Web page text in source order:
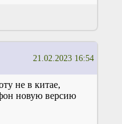
21.02.2023 16:54
не в китае,
новую версию